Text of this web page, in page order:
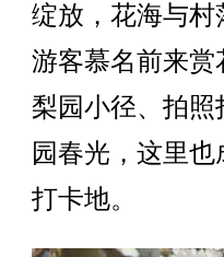
绽放，花海与
游客慕名前来
梨园小径、拍
园春光，这里
打卡地。